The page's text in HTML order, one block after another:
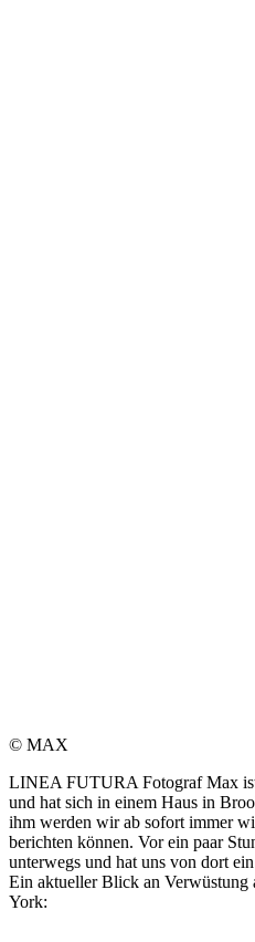
© MAX
LINEA FUTURA Fotograf Max
und hat sich in einem Haus in
ihm werden wir ab sofort immer
berichten können. Vor ein paar
unterwegs und hat uns von dort
Ein aktueller Blick an
York: